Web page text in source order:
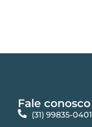
Fale conosco
(31) 99835-0401